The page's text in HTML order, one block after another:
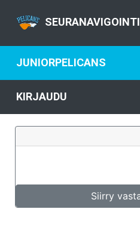
SEURANAVIGOINTI
JUNIORPELICANS
KIRJAUDU